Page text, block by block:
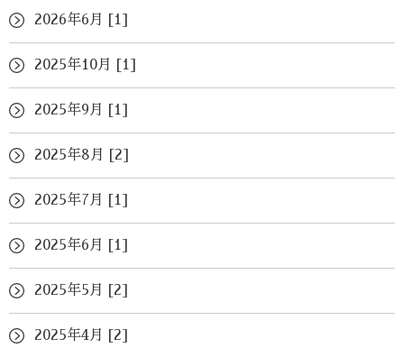
2026年6月 [1]
2025年10月 [1]
2025年9月 [1]
2025年8月 [2]
2025年7月 [1]
2025年6月 [1]
2025年5月 [2]
2025年4月 [2]